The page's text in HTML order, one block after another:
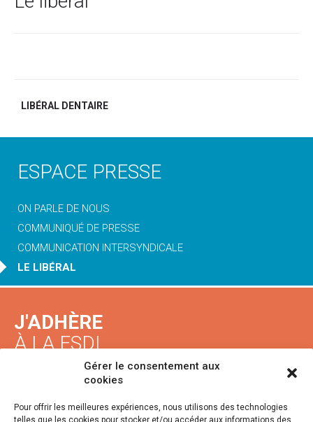
Gérer le consentement aux
cookies
Pour offrir les meilleures expériences, nous utilisons des technologies
telles que les cookies pour stocker et/ou accéder aux informations des
LIBÉRAL DENTAIRE
ESPACE PRESSE
ON PARLE DE NOUS
COMMUNIQUÉ DE PRESSE
COMMUNICATION INTERSYNDICALE
LE LIBÉRAL
J'ADHÈRE
À LA FSDL